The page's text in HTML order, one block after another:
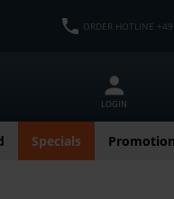
ORDER HOTLINE
LOGIN
Specials